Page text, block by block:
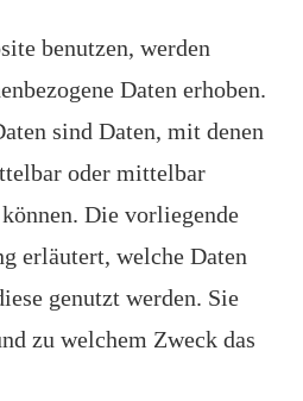
benutzen, werden
Daten erhoben.
sind Daten, mit denen
oder mittelbar
Die vorliegende
erläutert, welche Daten
genutzt werden. Sie
zu welchem Zweck das